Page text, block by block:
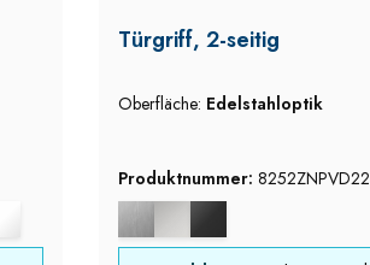
Türgriff, 2-seitig
Oberfläche: Edelstahloptik
Produktnummer: 8252ZNPVD22